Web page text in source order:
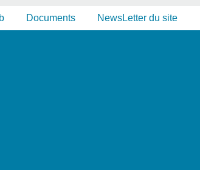
Documents NewsLetter du site